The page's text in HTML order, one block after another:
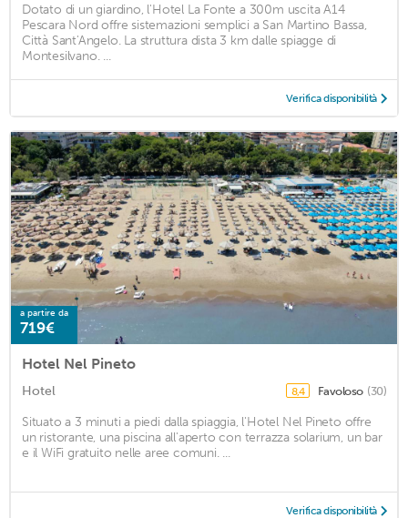
Dotato di un giardino, l'Hotel La Fonte a 300m uscita A14
Pescara Nord offre sistemazioni semplici a San Martino Bassa,
Città Sant'Angelo. La struttura dista 3 km dalle spiagge di
Montesilvano. ...
Verifica disponibilità
a partire da
719€
Hotel Nel Pineto
Hotel 8,4 Favoloso (30)
Situato a 3 minuti a piedi dalla spiaggia, l'Hotel Nel Pineto offre
un ristorante, una piscina all'aperto con terrazza solarium, un bar
e il WiFi gratuito nelle aree comuni. ...
Verifica disponibilità